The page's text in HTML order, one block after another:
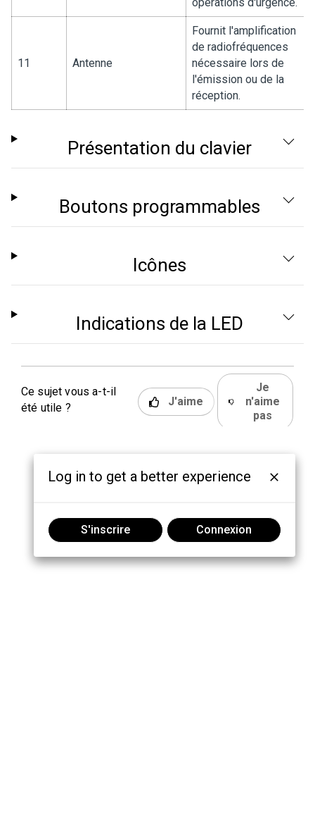
11 Antenne
Fournit l'amplification
de radiofréquences
nécessaire lors de
l'émission ou de la
réception.
Présentation du clavier
Boutons programmables
Icônes
Indications de la LED
Ce sujet vous a-t-il
été utile ?
J'aime
Je
n'aime
pas
Log in to get a better experience
S'inscrire Connexion